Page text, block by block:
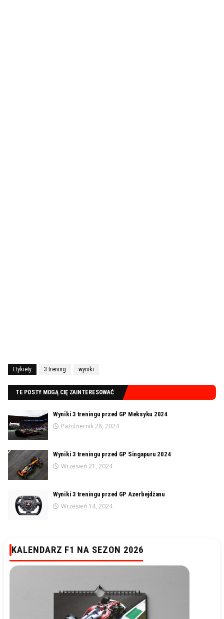
Etykiety 3 trening wyniki
TE POSTY MOGĄ CIĘ ZAINTERESOWAĆ
Wyniki 3 treningu przed GP Meksyku 2024
Październik 28, 2024
Wyniki 3 treningu przed GP Singapuru 2024
Wrzesień 21, 2024
Wyniki 3 treningu przed GP Azerbejdżanu
Wrzesień 14, 2024
KALENDARZ F1 NA SEZON 2026